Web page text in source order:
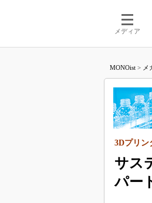
メディア
MONOist > メ
サス
パー
3Dプリン